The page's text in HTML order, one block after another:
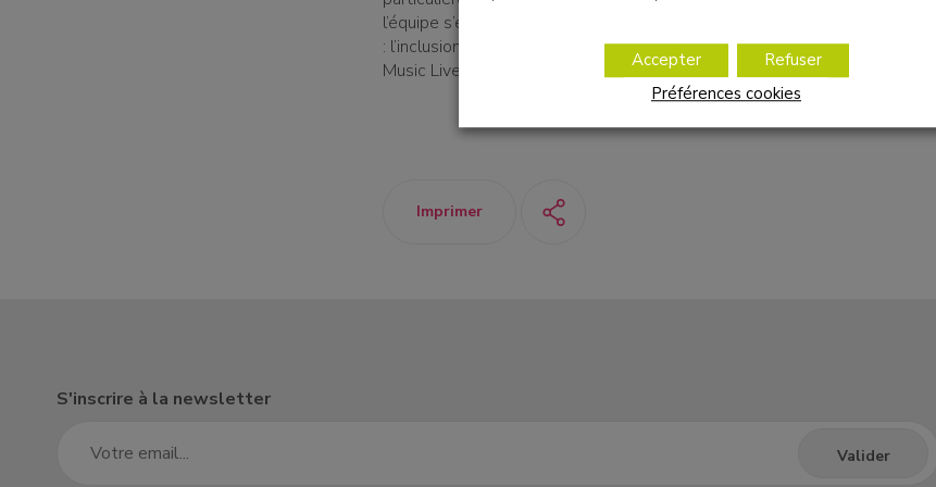
l’équipe s’entraîne même avec les Blue Lyon’s de Saint-Genis-Laval.
: l’inclusion et la participation de l’équipe unifiée Villanelles/Blue Lyon’s,
Music Live du 13 mai prochain au Palais des sports de Lyon Gerland.
Imprimer
S'inscrire à la newsletter
Accepter
Refuser
Préférences cookies